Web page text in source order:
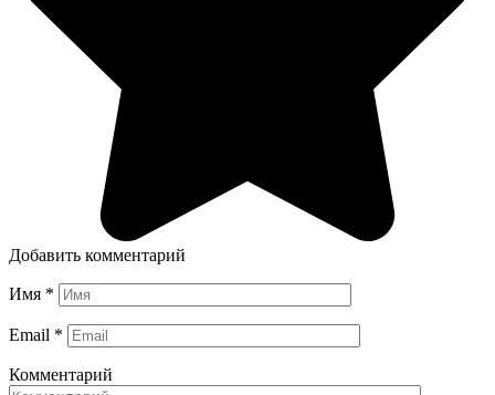
Добавить комментарий
Имя *
Email *
Комментарий